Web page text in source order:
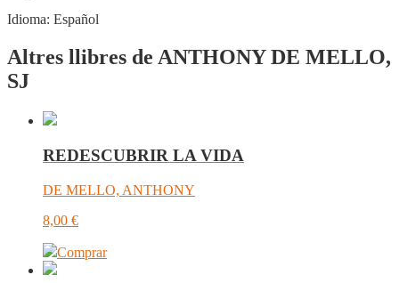
Idioma: Español
Altres llibres de ANTHONY DE MELLO,
SJ
REDESCUBRIR LA VIDA
DE MELLO, ANTHONY
8,00 €
Comprar